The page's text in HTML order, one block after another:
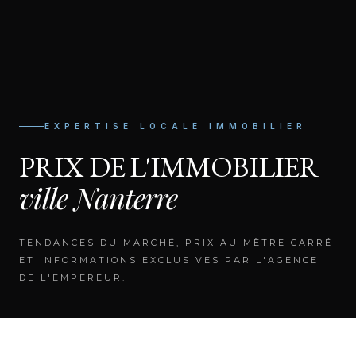
EXPERTISE LOCALE IMMOBILIER
PRIX DE L'IMMOBILIER
villeNanterre
TENDANCES DU MARCHÉ, PRIX AU MÈTRE CARRÉ
ET INFORMATIONS EXCLUSIVES PAR L'AGENCE
DE L'EMPEREUR.